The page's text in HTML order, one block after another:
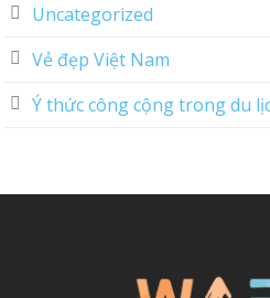
Uncategorized
Vẻ đẹp Việt Nam
Ý thức công cộng trong du